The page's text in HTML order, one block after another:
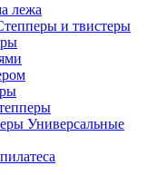
лежа
и твистеры
Универсальные